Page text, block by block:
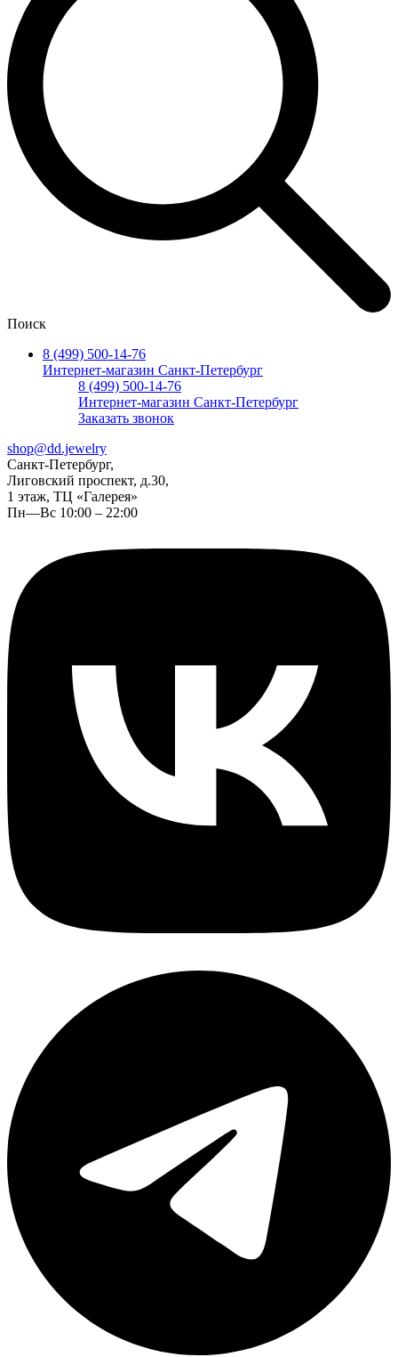
Поиск
8 (499) 500-14-76
Интернет-магазин Санкт-Петербург
8 (499) 500-14-76
Интернет-магазин Санкт-Петербург
Заказать звонок
shop@dd.jewelry
Санкт-Петербург,
Лиговский проспект, д.30,
1 этаж, ТЦ «Галерея»
Пн—Вс 10:00 – 22:00